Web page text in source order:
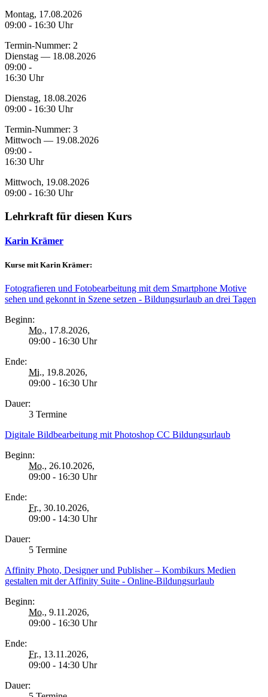
Montag, 17.08.2026
09:00 - 16:30 Uhr
Termin-Nummer: 2
Dienstag — 18.08.2026
09:00 -
16:30 Uhr
Dienstag, 18.08.2026
09:00 - 16:30 Uhr
Termin-Nummer: 3
Mittwoch — 19.08.2026
09:00 -
16:30 Uhr
Mittwoch, 19.08.2026
09:00 - 16:30 Uhr
Lehrkraft für diesen Kurs
Karin Krämer
Kurse mit Karin Krämer:
Fotografieren und Fotobearbeitung mit dem Smartphone Motive
sehen und gekonnt in Szene setzen - Bildungsurlaub an drei Tagen
Beginn:
Mo., 17.8.2026,
09:00 - 16:30 Uhr
Ende:
Mi., 19.8.2026,
09:00 - 16:30 Uhr
Dauer:
3 Termine
Digitale Bildbearbeitung mit Photoshop CC Bildungsurlaub
Beginn:
Mo., 26.10.2026,
09:00 - 16:30 Uhr
Ende:
Fr., 30.10.2026,
09:00 - 14:30 Uhr
Dauer:
5 Termine
Affinity Photo, Designer und Publisher – Kombikurs Medien
gestalten mit der Affinity Suite - Online-Bildungsurlaub
Beginn:
Mo., 9.11.2026,
09:00 - 16:30 Uhr
Ende:
Fr., 13.11.2026,
09:00 - 14:30 Uhr
Dauer: